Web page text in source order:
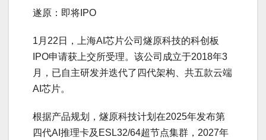
遂原：即将IPO
1月22日，上海AI芯片公司燧原科技的科创板
IPO申请获上交所受理。该公司成立于2018年3
月，已自主研发并迭代了四代架构、共五款云端
AI芯片。
根据产品规划，燧原科技计划在2025年发布第
四代AI推理卡及ESL32/64超节点集群，2027年